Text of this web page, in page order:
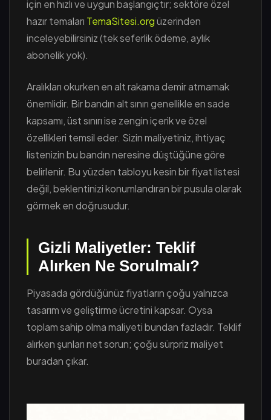
için en hızlı ve uygun başlangıçtır; sektöre özel
hazır temaları TemaSitesi.orgüzerinden
inceleyebilirsiniz (tek seferlik ödeme, aylık
abonelik yok).
Aralıkları okurken en alt rakama demir atmamak
önemlidir. Bir bandın alt sınırı genellikle en sade
kapsamı, üst sınırı ise zengin içerik ve özel
özellikleri temsil eder. Sizin maliyetiniz, ihtiyaç
listenizin bu bandın neresine düştüğüne göre
belirlenir. Bu yüzden tabloyu kesin bir fiyat listesi
değil, beklentinizi konumlandıran bir pusula olarak
görmek en doğrusudur.
Gizli Maliyetler: Teklif
Alırken Ne Sorulmalı?
Piyasada gördüğünüz fiyatların çoğu yalnızca
tasarım ve geliştirme ücretini kapsar. Oysa
toplam sahip olma maliyeti bundan fazladır. Teklif
alırken şunları net sorun; çoğu sürpriz maliyet
buradan çıkar.